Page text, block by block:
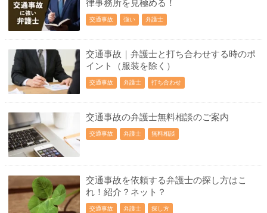
律事務所を見極める！
交通事故 強い 弁護士
交通事故｜弁護士と打ち合わせする時のポ
イント（服装を除く）
交通事故 弁護士 打ち合わせ
交通事故の弁護士無料相談のご案内
交通事故 弁護士 無料相談
交通事故を依頼する弁護士の探し方はこ
れ！紹介？ネット？
交通事故 弁護士 探し方